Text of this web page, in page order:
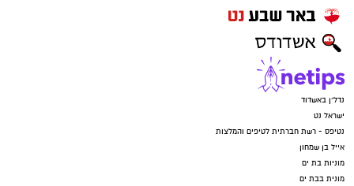
נדל"ן באשדוד
ישראל נט
נטיפס - רשת חברתית לטיפים והמלצות
אייל בן שמחון
מוניות בת ים
מונית בבת ים